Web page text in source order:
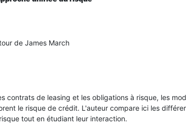
de James March
contrats de leasing et les obligations à risque, les
le risque de crédit. L'auteur compare ici les
tout en étudiant leur interaction.